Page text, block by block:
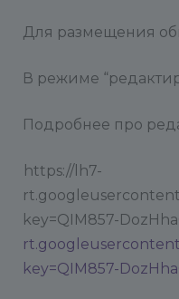
Для размещения
В режиме
Подробнее про
https://lh7-
key=QIM857-
key=QIM857-